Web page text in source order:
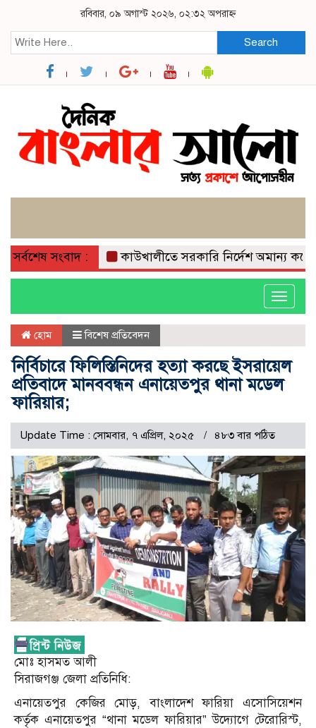
রবিবার, ০৯ অগাস্ট ২০২৬, ০২:৩২ অপরাহ্ন
Search
সর্বশেষ সংবাদ : কাউখালীতে সরকারি নির্দেশ অমান্য করে
Toggle
হোম বিশেষ প্রতিবেদন
নির্বিচারে ফিলিস্তিনিদের হত্যা করছে ইসরায়েল
প্রতিবাদে মানববন্ধন এনায়েতপুর থানা মডেল
ফারিয়ার;
Update Time : সোমবার, ৭ এপ্রিল, ২০২৫ ৪৮৩ বার পঠিত
মোঃ হাসমত আলী
সিরাজগঞ্জ জেলা প্রতিনিধি:
এনায়েতপুর কেজির মোড়, বাংলাদেশ ফারিয়া এসোসিয়েশন
কর্তৃক এনায়েতপুর “থানা মডেল ফারিয়ার” উদ্যোগে টেরোরিস্ট,